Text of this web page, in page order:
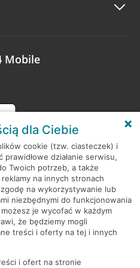
z nami opinią o wizycie.
Mobile
dla Ciebie
cookie (tzw. ciasteczek) i
działanie serwisu,
Twoich potrzeb, a także
na innych stronach
na wykorzystywanie lub
niezbędnymi do funkcjonowania
je wycofać w każdym
że będziemy mogli
treści i oferty na tej i innych
i ofert na stronie